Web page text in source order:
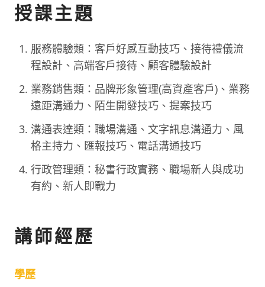
授課主題
服務體驗類：客戶好感互動技巧、接待禮儀流
程設計、高端客戶接待、顧客體驗設計
業務銷售類：品牌形象管理(高資產客戶)、業務
遠距溝通力、陌生開發技巧、提案技巧
溝通表達類：職場溝通、文字訊息溝通力、風
格主持力、匯報技巧、電話溝通技巧
行政管理類：秘書行政實務、職場新人與成功
有約、新人即戰力
講師經歷
學歷